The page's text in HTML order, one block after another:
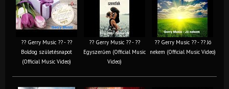
?? Gerry Music ?? - ??
Boldog születésnapot
(Official Music Video)
?? Gerry Music ?? - ??
Egyszerűen (Official Music
Video)
?? Gerry Music ?? - ?? Jó
nekem (Official Music Video)